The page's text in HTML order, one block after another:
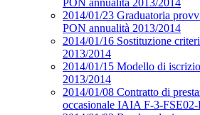
PON annualità 2013/2014
2014/01/23 Graduatoria
PON annualità 2013/2014
2014/01/16 Sostituzione
2013/2014
2014/01/15 Modello di
2013/2014
2014/01/08 Contratto di
occasionale IAIA F-3-